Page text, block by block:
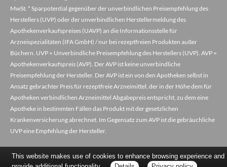
MwSt. * Sparpotential gegenüber der unverbindlichen Preisempfehlung des
Herstellers (UVP) oder der unverbindlichen Herstellermeldung des
Apothekenverkaufspreises (UAVP) an die Informationsstelle für
Arzneispezialitäten (IFA GmbH) / nur bei rezeptfreien Produkten außer
Büchern. UVP = Unverbindliche Preisempfehlung des Herstellers (UVP). AVP =
Apothekenverkaufspreis (AVP). Der AVP ist keine unverbindliche
Preisempfehlung der Hersteller. Der AVP ist ein von den Apotheken selbst in
Ansatz gebrachter Preis für rezeptfreie Arzneimittel, der in der Höhe dem für
Apotheken verbindlichen Arzneimittel Abgabepreis entspricht, zu dem eine
Apotheke in bestimmten Fällen das Produkt mit der gesetzlichen
Krankenversicherung abrechnet. Im Gegensatz zum AVP ist die gebräuchliche
UVP eine Empfehlung der Hersteller.
This website makes use of cookies to enhance browsing experience and